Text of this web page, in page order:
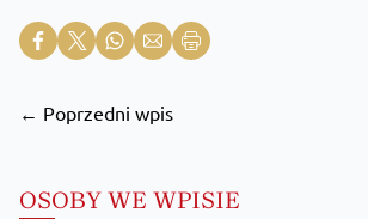
← Poprzedni wpis
OSOBY WE WPISIE